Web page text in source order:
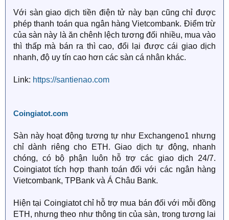
Với sàn giao dịch tiền điện tử này bạn cũng chỉ được
phép thanh toán qua ngân hàng Vietcombank. Điểm trừ
của sàn này là ăn chênh lệch tương đối nhiều, mua vào
thì thấp mà bán ra thì cao, đổi lại được cái giao dịch
nhanh, độ uy tín cao hơn các sàn cá nhân khác.
Link: https://santienao.com
Coingiatot.com
Sàn này hoạt động tương tự như Exchangeno1 nhưng
chỉ dành riêng cho ETH. Giao dịch tự động, nhanh
chóng, có bộ phận luôn hỗ trợ các giao dịch 24/7.
Coingiatot tích hợp thanh toán đối với các ngân hàng
Vietcombank, TPBank và Á Châu Bank.
Hiện tại Coingiatot chỉ hỗ trợ mua bán đối với mỗi đồng
ETH, nhưng theo như thông tin của sàn, trong tương lai